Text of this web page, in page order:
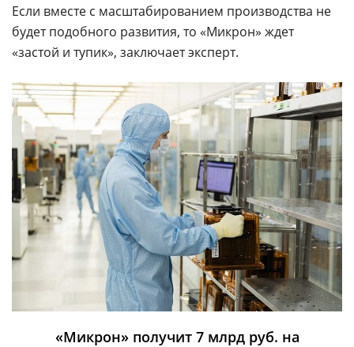
Если вместе с масштабированием производства не
будет подобного развития, то «Микрон» ждет
«застой и тупик», заключает эксперт.
«Микрон» получит 7 млрд руб. на